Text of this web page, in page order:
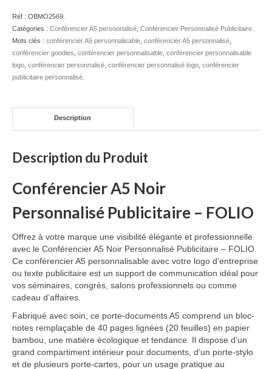
Réf : OBMO2569
Catégories : Conférencier A5 personnalisé Conférencier Personnalisé Publicitaire
Mots clés : conférencier A5 personnalisable conférencier A5 personnalisé
conférencier goodies conférencier personnalisable conférencier personnalisable
logo conférencier personnalisé conférencier personnalisé logo conférencier
publicitaire personnalisé
Description
Description du Produit
Conférencier A5 Noir
Personnalisé Publicitaire – FOLIO
Offrez à votre marque une visibilité élégante et professionnelle
avec le Conférencier A5 Noir Personnalisé Publicitaire – FOLIO.
Ce conférencier A5 personnalisable avec votre logo d’entreprise
ou texte publicitaire est un support de communication idéal pour
vos séminaires, congrès, salons professionnels ou comme
cadeau d’affaires.
Fabriqué avec soin, ce porte-documents A5 comprend un bloc-
notes remplaçable de 40 pages lignées (20 feuilles) en papier
bambou, une matière écologique et tendance. Il dispose d’un
grand compartiment intérieur pour documents, d’un porte-stylo
et de plusieurs porte-cartes, pour un usage pratique au